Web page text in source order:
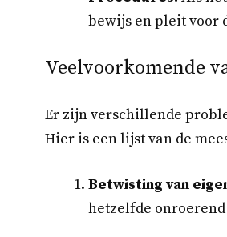
bewijs en pleit voor
Veelvoorkomende
Er zijn verschillende
Hier is een lijst van de
Betwisting van
hetzelfde onroerend